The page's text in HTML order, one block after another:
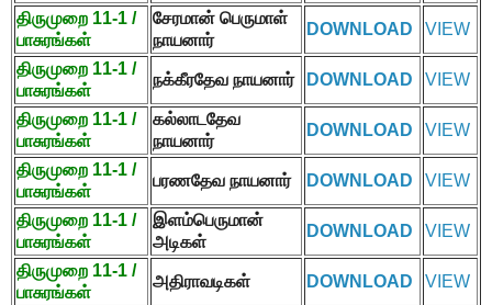
திருமுறை 11-1 /
பாசுரங்கள்
சேரமான் பெருமாள்
நாயனார்
DOWNLOAD VIEW
திருமுறை 11-1 /
பாசுரங்கள்
நக்கீரதேவ நாயனார் DOWNLOAD VIEW
திருமுறை 11-1 /
பாசுரங்கள்
கல்லாடதேவ
நாயனார்
DOWNLOAD VIEW
திருமுறை 11-1 /
பாசுரங்கள்
பரணதேவ நாயனார் DOWNLOAD VIEW
திருமுறை 11-1 /
பாசுரங்கள்
இளம்பெருமான்
அடிகள்
DOWNLOAD VIEW
திருமுறை 11-1 /
பாசுரங்கள்
அதிராவடிகள் DOWNLOAD VIEW